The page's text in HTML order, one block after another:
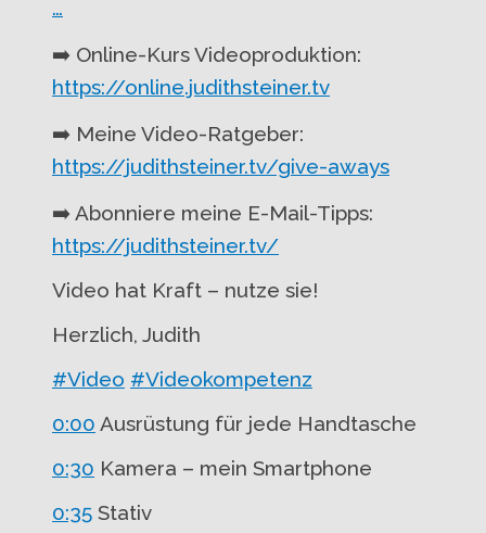
…
➡️ Online-Kurs Videoproduktion:
https://online.judithsteiner.tv
➡️ Meine Video-Ratgeber:
https://judithsteiner.tv/give-aways
➡️ Abonniere meine E-Mail-Tipps:
https://judithsteiner.tv/
Video hat Kraft – nutze sie!
Herzlich, Judith
#Video #Videokompetenz
0:00 Ausrüstung für jede Handtasche
0:30 Kamera – mein Smartphone
0:35 Stativ